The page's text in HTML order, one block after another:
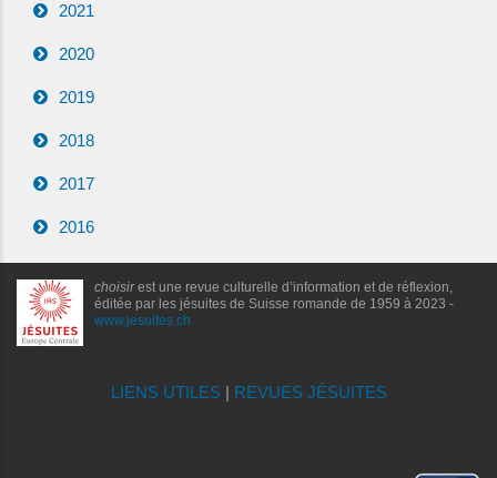
2021
2020
2019
2018
2017
2016
choisirest une revue culturelle d’information et de réflexion,
éditée par les jésuites de Suisse romande de 1959 à 2023 -
www.jesuites.ch
LIENS UTILES| REVUES JÉSUITES